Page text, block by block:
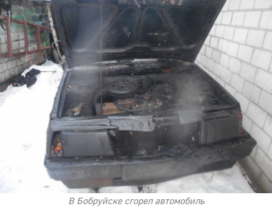
В Бобруйске сгорел автомобиль